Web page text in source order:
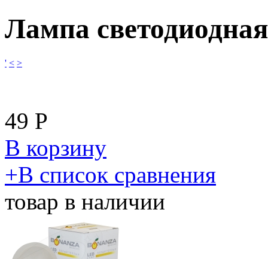
Лампа
' < >
49 Р
В корзину
​+В список сравнения
товар в наличии